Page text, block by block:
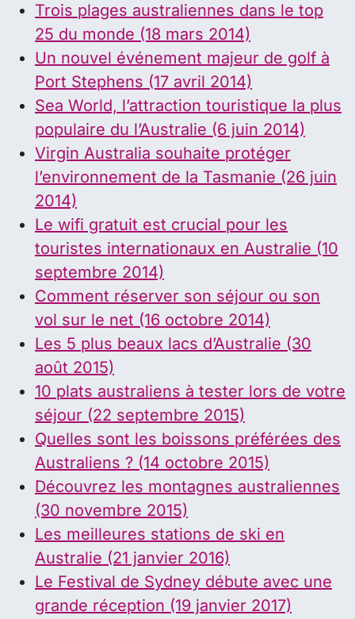
Trois plages australiennes dans le top
25 du monde (18 mars 2014)
Un nouvel événement majeur de golf à
Port Stephens (17 avril 2014)
Sea World, l’attraction touristique la plus
populaire du l’Australie (6 juin 2014)
Virgin Australia souhaite protéger
l’environnement de la Tasmanie (26 juin
2014)
Le wifi gratuit est crucial pour les
touristes internationaux en Australie (10
septembre 2014)
Comment réserver son séjour ou son
vol sur le net (16 octobre 2014)
Les 5 plus beaux lacs d’Australie (30
août 2015)
10 plats australiens à tester lors de votre
séjour (22 septembre 2015)
Quelles sont les boissons préférées des
Australiens ? (14 octobre 2015)
Découvrez les montagnes australiennes
(30 novembre 2015)
Les meilleures stations de ski en
Australie (21 janvier 2016)
Le Festival de Sydney débute avec une
grande réception (19 janvier 2017)